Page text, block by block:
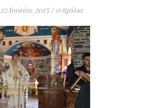
22 Ιουλίου 2015 / 0 σχόλια